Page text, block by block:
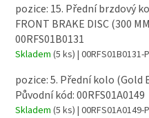
pozice: 15. Přední brzdový
FRONT BRAKE DISC (300
00RFS01B0131
Skladem (5 ks) | 00RFS01B0131-
pozice: 5. Přední kolo (Gold
Původní kód: 00RFS01A0149
Skladem (5 ks) | 00RFS01A0149-